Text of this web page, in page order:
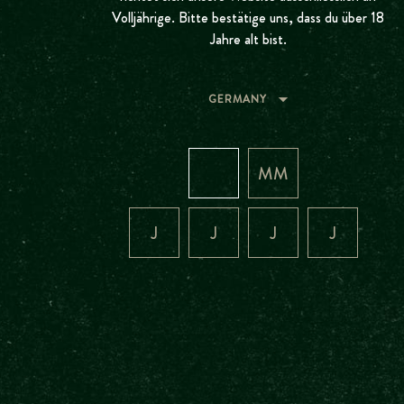
EIN
DEN MAN
EINFACH
NUR IN
PILSEN
Diese Webseite verwendet Cookies
Volljährige. Bitte bestätige uns, dass du über 18
Jahre alt bist.
GERMANY